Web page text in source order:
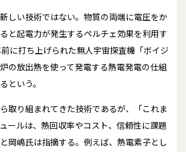
しい技術ではない。物質の両端に電圧をか
と起電力が発生するペルチェ効果を利用す
に打ち上げられた無人宇宙探査機「ボイジ
の放出熱を使って発電する熱電発電の仕組
という。
取り組まれてきた技術であるが、「これま
ールは、熱回収率やコスト、信頼性に課題
岡嶋氏は指摘する。例えば、熱電素子とし